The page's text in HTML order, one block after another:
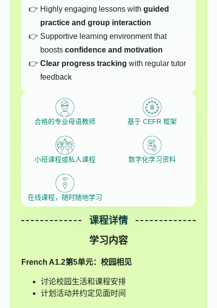
Highly engaging lessons with guided
practice and group interaction
Supportive learning environment that
boosts confidence and motivation
Clear progress tracking with regular tutor
feedback
合格的专业母语教师 基于 CEFR 框架
小班课程或私人课程 数字化学习资料
在线课程，随时随地学习
课程详情
学习内容
French A1.2第5单元：校园相见
讨论校园生活和课程安排
计划活动并约定见面时间